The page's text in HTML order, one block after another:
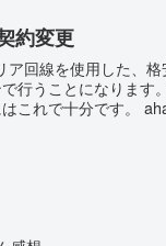
約変更
回線を使用した、
行うことになりま
これで十分です。